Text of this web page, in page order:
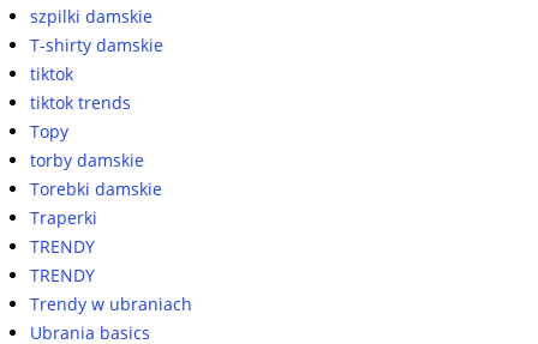
szpilki damskie
T-shirty damskie
tiktok
tiktok trends
Topy
torby damskie
Torebki damskie
Traperki
TRENDY
TRENDY
Trendy w ubraniach
Ubrania basics